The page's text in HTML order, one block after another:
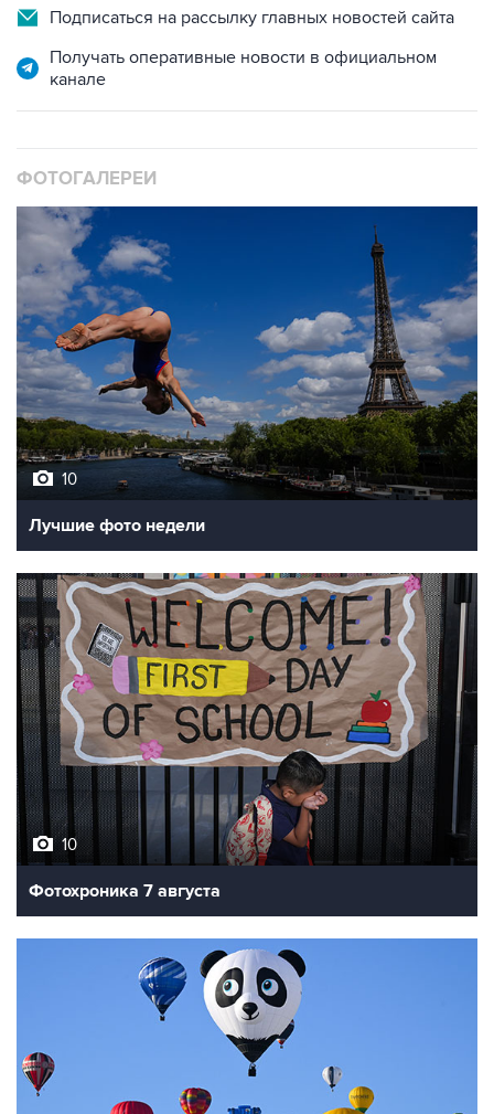
Подписаться на рассылку главных новостей сайта
Получать оперативные новости в официальном
канале
ФОТОГАЛЕРЕИ
10
Лучшие фото недели
10
Фотохроника 7 августа